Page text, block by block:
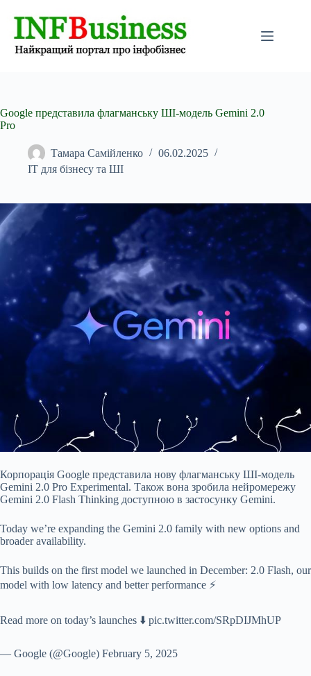
Google представила флагманську ШІ-модель Gemini 2.0
Pro
Тамара Самійленко
06.02.2025
IT для бізнесу та ШІ
Корпорація Google представила нову флагманську ШІ-модель
Gemini 2.0 Pro Experimental. Також вона зробила нейромережу
Gemini 2.0 Flash Thinking доступною в застосунку Gemini.
Today we’re expanding the Gemini 2.0 family with new options and
broader availability.
This builds on the first model we launched in December: 2.0 Flash, our
model with low latency and better performance ⚡
Read more on today’s launches ⬇️ pic.twitter.com/SRpDIJMhUP
— Google (@Google) February 5, 2025